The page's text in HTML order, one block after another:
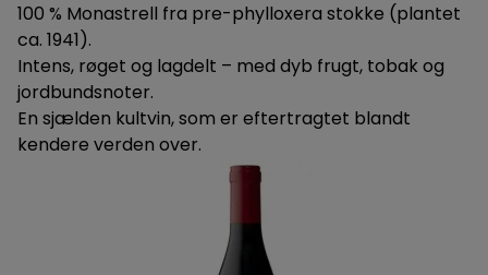
100 % Monastrell fra pre-phylloxera stokke (plantet
ca. 1941).
Intens, røget og lagdelt – med dyb frugt, tobak og
jordbundsnoter.
En sjælden kultvin, som er eftertragtet blandt
kendere verden over.